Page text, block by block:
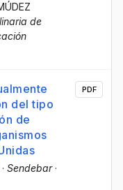
de
del tipo
de
· Sendebar·
PDF